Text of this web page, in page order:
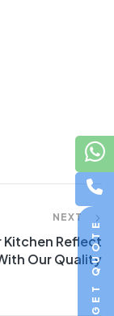
GET QUOTE
NEXT
Kitchen Reflect
Our Quality